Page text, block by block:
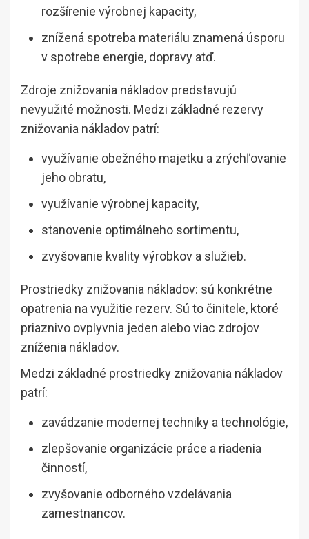
rozšírenie výrobnej kapacity,
znížená spotreba materiálu znamená úsporu
v spotrebe energie, dopravy atď.
Zdroje znižovania nákladov predstavujú
nevyužité možnosti. Medzi základné rezervy
znižovania nákladov patrí:
využívanie obežného majetku a zrýchľovanie
jeho obratu,
využívanie výrobnej kapacity,
stanovenie optimálneho sortimentu,
zvyšovanie kvality výrobkov a služieb.
Prostriedky znižovania nákladov: sú konkrétne
opatrenia na využitie rezerv. Sú to činitele, ktoré
priaznivo ovplyvnia jeden alebo viac zdrojov
zníženia nákladov.
Medzi základné prostriedky znižovania nákladov
patrí:
zavádzanie modernej techniky a technológie,
zlepšovanie organizácie práce a riadenia
činností,
zvyšovanie odborného vzdelávania
zamestnancov.